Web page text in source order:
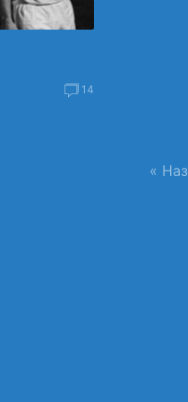
14
«